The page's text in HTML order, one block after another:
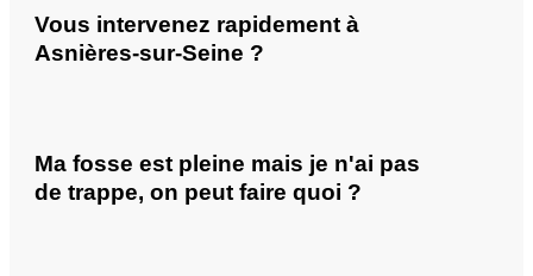
Vous intervenez rapidement à
Asnières-sur-Seine ?
Ma fosse est pleine mais je n'ai pas
de trappe, on peut faire quoi ?